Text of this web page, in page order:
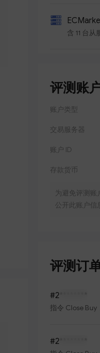
含 11 台从
评测账
账户类型
交易服务器
账户 ID
存款货币
为避免评测账
公开此账户信
评测订
#2
指令 Close Buy
#2